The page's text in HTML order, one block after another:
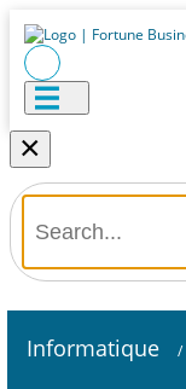
×
Informatique /